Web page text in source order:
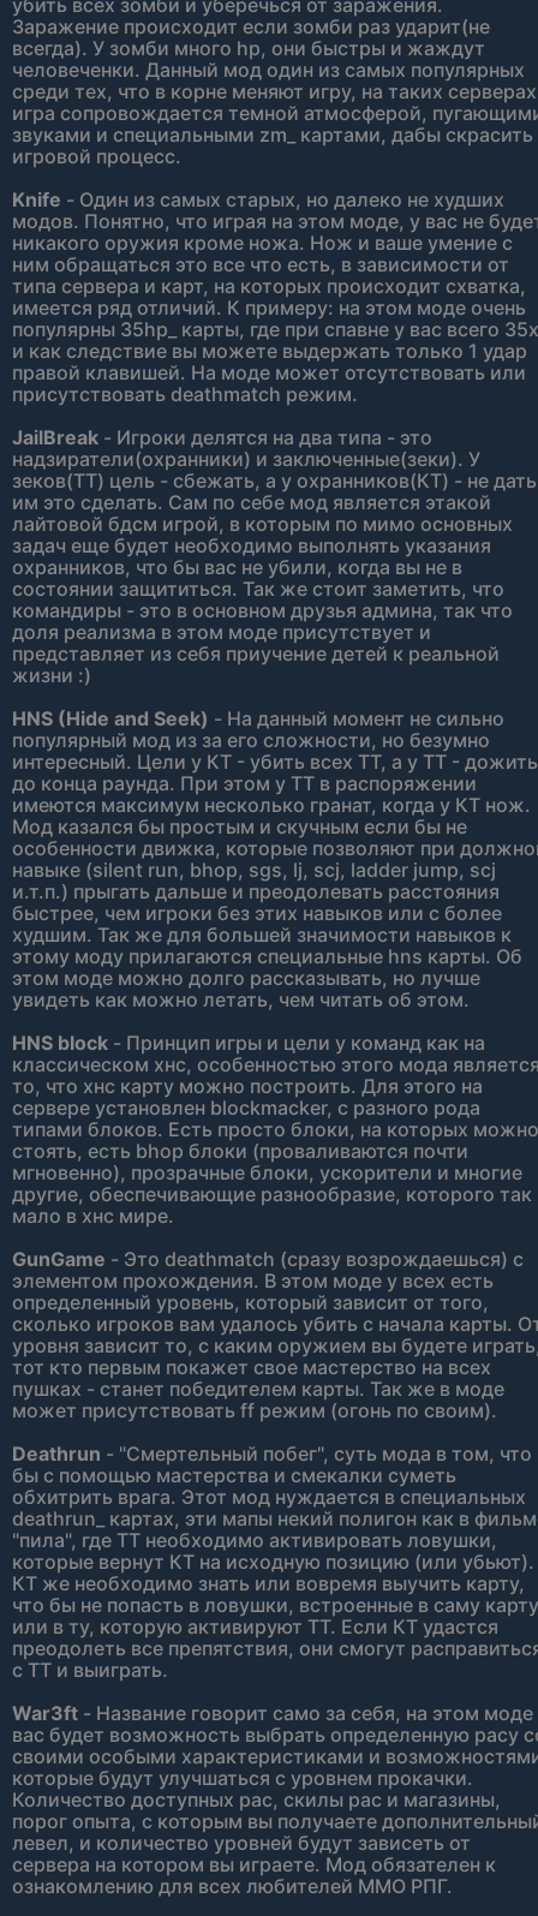
убить всех зомби и уберечься от заражения.
Заражение происходит если зомби раз ударит(не
всегда). У зомби много hp, они быстры и жаждут
человеченки. Данный мод один из самых популярных
среди тех, что в корне меняют игру, на таких серверах
игра сопровождается темной атмосферой,
звуками и специальными zm_ картами, дабы скрасить
игровой процесс.
Knife - Один из самых старых, но далеко не худших
модов. Понятно, что играя на этом моде, у вас не
никакого оружия кроме ножа. Нож и ваше умение с
ним обращаться это все что есть, в зависимости от
типа сервера и карт, на которых происходит схватка,
имеется ряд отличий. К примеру: на этом моде очень
популярны 35hp_ карты, где при спавне у вас всего
и как следствие вы можете выдержать только 1 удар
правой клавишей. На моде может отсутствовать или
присутствовать deathmatch режим.
JailBreak - Игроки делятся на два типа - это
надзиратели(охранники) и заключенные(зеки). У
зеков(ТТ) цель - сбежать, а у охранников(КТ) - не дать
им это сделать. Сам по себе мод является этакой
лайтовой бдсм игрой, в которым по мимо основных
задач еще будет необходимо выполнять указания
охранников, что бы вас не убили, когда вы не в
состоянии защититься. Так же стоит заметить, что
командиры - это в основном друзья админа, так что
доля реализма в этом моде присутствует и
представляет из себя приучение детей к реальной
жизни :)
HNS (Hide and Seek) - На данный момент не сильно
популярный мод из за его сложности, но безумно
интересный. Цели у КТ - убить всех ТТ, а у ТТ - дожить
до конца раунда. При этом у ТТ в распоряжении
имеются максимум несколько гранат, когда у КТ нож.
Мод казался бы простым и скучным если бы не
особенности движка, которые позволяют при
навыке (silent run, bhop, sgs, lj, scj, ladder jump, scj
и.т.п.) прыгать дальше и преодолевать расстояния
быстрее, чем игроки без этих навыков или с более
худшим. Так же для большей значимости навыков к
этому моду прилагаются специальные hns карты. Об
этом моде можно долго рассказывать, но лучше
увидеть как можно летать, чем читать об этом.
HNS block - Принцип игры и цели у команд как на
классическом хнс, особенностью этого мода
то, что хнс карту можно построить. Для этого на
сервере установлен blockmacker, с разного рода
типами блоков. Есть просто блоки, на которых можно
стоять, есть bhop блоки (проваливаются почти
мгновенно), прозрачные блоки, ускорители и многие
другие, обеспечивающие разнообразие, которого так
мало в хнс мире.
GunGame - Это deathmatch (сразу возрождаешься) с
элементом прохождения. В этом моде у всех есть
определенный уровень, который зависит от того,
сколько игроков вам удалось убить с начала карты.
уровня зависит то, с каким оружием вы будете
тот кто первым покажет свое мастерство на всех
пушках - станет победителем карты. Так же в моде
может присутствовать ff режим (огонь по своим).
Deathrun - "Смертельный побег", суть мода в том, что
бы с помощью мастерства и смекалки суметь
обхитрить врага. Этот мод нуждается в специальных
deathrun_ картах, эти мапы некий полигон как в
"пила", где ТТ необходимо активировать ловушки,
которые вернут КТ на исходную позицию (или убьют).
КТ же необходимо знать или вовремя выучить карту,
что бы не попасть в ловушки, встроенные в саму карту
или в ту, которую активируют ТТ. Если КТ удастся
преодолеть все препятствия, они смогут
с ТТ и выиграть.
War3ft - Название говорит само за себя, на этом моде
вас будет возможность выбрать определенную расу
своими особыми характеристиками и
которые будут улучшаться с уровнем прокачки.
Количество доступных рас, скилы рас и магазины,
порог опыта, с которым вы получаете
левел, и количество уровней будут зависеть от
сервера на котором вы играете. Мод обязателен к
ознакомлению для всех любителей ММО РПГ.